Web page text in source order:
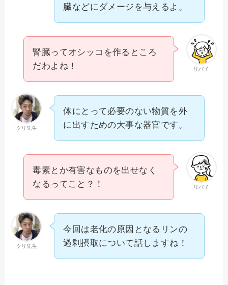
臓などにダメージを与えるよ。
リバ子
腎臓ってオシッコを作るところ
だわよね！
クリ先生
体にとって必要のない物質を外
に出すための大事な器官です。
リバ子
毒素とか有害なものを出せなく
なるってこと？！
クリ先生
今回は老化の原因となるリンの
過剰摂取について話しますね！